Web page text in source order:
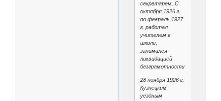
секретарем. С
октября 1926 г.
по февраль 1927
г. работал
учителем в
школе,
занимался
ликвидацией
безграмотности.
28 ноября 1926 г.
Кузнецким
уездным